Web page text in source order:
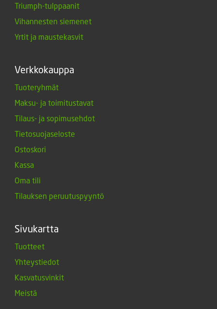
Triumph-tulppaanit
Vihannesten siemenet
Yrtit ja maustekasvit
Verkkokauppa
Tuoteryhmät
Maksu- ja toimitustavat
Tilaus- ja sopimusehdot
Tietosuojaseloste
Ostoskori
Kassa
Oma tili
Tilauksen peruutuspyyntö
Sivukartta
Tuotteet
Yhteystiedot
Kasvatusvinkit
Meistä